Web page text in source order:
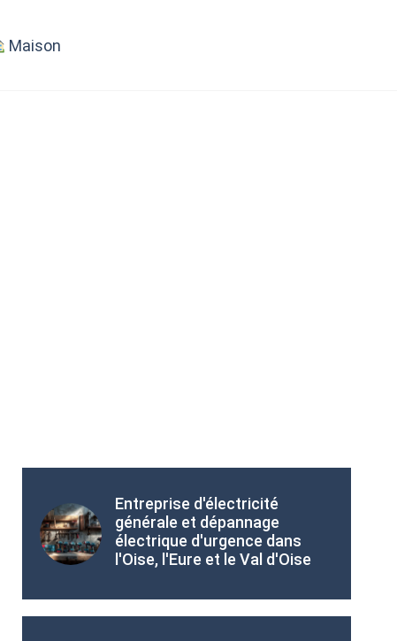
Maison
Entreprise d'électricité
générale et dépannage
électrique d'urgence dans
l'Oise, l'Eure et le Val d'Oise